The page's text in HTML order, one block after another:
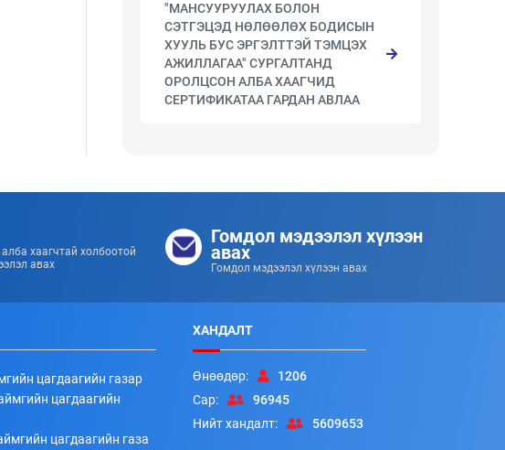
"МАНСУУРУУЛАХ БОЛОН
СЭТГЭЦЭД НӨЛӨӨЛӨХ БОДИСЫН
ХУУЛЬ БУС ЭРГЭЛТТЭЙ ТЭМЦЭХ
АЖИЛЛАГАА" СУРГАЛТАНД
ОРОЛЦСОН АЛБА ХААГЧИД
СЕРТИФИКАТАА ГАРДАН АВЛАА
хаагчтай холбоотой
авах
Гомдол мэдээлэл хүлээн
авах
Гомдол мэдээлэл хүлээн авах
цагдаагийн газар
цагдаагийн
цагдаагийн газа
ХАНДАЛТ
Өнөөдөр:
1206
Сар:
96945
Нийт хандалт:
5609653